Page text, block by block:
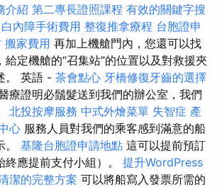
介紹 第二專長證照課程 有效的關鍵字搜
白內障手術費用 整復推拿療程 台胞證申
搬家費用 再加上機艙門內，您還可以找
給定機艙的“召集站”的位置以及對救援夾
。 英語 - 茶會點心 牙橋修復牙齒的選擇
療證明必鬚髮送到我們的辦公室，我們
北投按摩服務 中式外燴菜單 失智症 產
心 服務人員對我們的乘客感到滿意的船
。 基隆台胞證申請地點 這可以提前預訂
應提前支付小組）。 提升WordPress
潔的完整方案 可以將船寫入發票所需的